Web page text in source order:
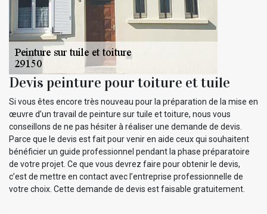
Devis peinture pour toiture et tuile
Si vous êtes encore très nouveau pour la préparation de la mise en
œuvre d’un travail de peinture sur tuile et toiture, nous vous
conseillons de ne pas hésiter à réaliser une demande de devis.
Parce que le devis est fait pour venir en aide ceux qui souhaitent
bénéficier un guide professionnel pendant la phase préparatoire
de votre projet. Ce que vous devrez faire pour obtenir le devis,
c’est de mettre en contact avec l’entreprise professionnelle de
votre choix. Cette demande de devis est faisable gratuitement.